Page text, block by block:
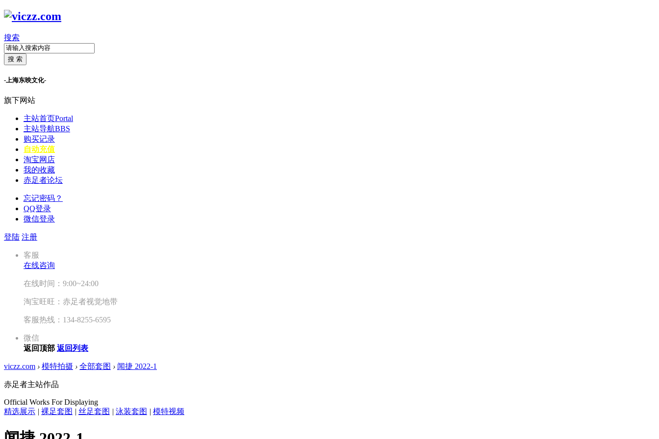
搜索
搜 索
-上海东映文化-
旗下网站
主站首页Portal
主站导航BBS
购买记录
自动充值
淘宝网店
我的收藏
赤足者论坛
忘记密码？
QQ登录
微信登录
登陆 注册
客服
在线咨询
在线时间：9:00~24:00
淘宝旺旺：赤足者视觉地带
客服热线：134-8255-6595
微信
返回顶部 返回列表
viczz.com › 模特拍摄 › 全部套图 › 闻捷 2022-1
赤足者主站作品
Official Works For Displaying
精选展示 | 裸足套图 | 丝足套图 | 泳装套图 | 模特视频